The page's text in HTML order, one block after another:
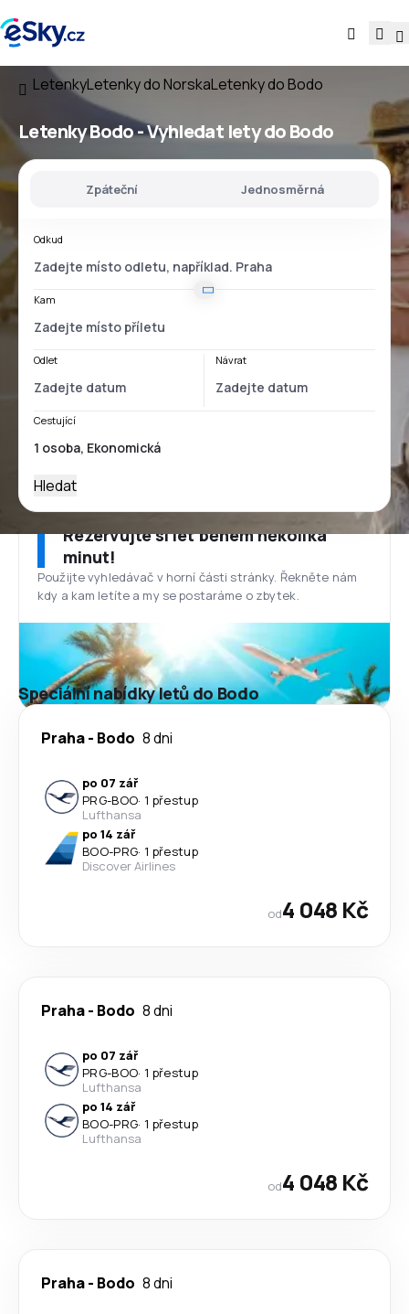
LetenkyLetenky do NorskaLetenky do Bodo
Letenky Bodo - Vyhledat lety do Bodo
Zpáteční Jednosměrná
Odkud
Kam
Odlet Návrat
Cestující
Hledat
Rezervujte si let během několika
minut!
Použijte vyhledávač v horní části stránky. Řekněte nám
kdy a kam letíte a my se postaráme o zbytek.
Speciální nabídky letů do Bodo
Praha- Bodo 8 dni
po 07 zář
PRG-BOO· 1 přestup
Lufthansa
po 14 zář
BOO-PRG· 1 přestup
Discover Airlines
od4 048 Kč
Praha- Bodo 8 dni
po 07 zář
PRG-BOO· 1 přestup
Lufthansa
po 14 zář
BOO-PRG· 1 přestup
Lufthansa
od4 048 Kč
Praha- Bodo 8 dni